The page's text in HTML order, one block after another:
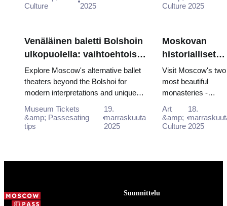
Culture
2025
Culture, Garage
Culture 2025
Venäläinen baletti Bolshoin
ulkopuolella: vaihtoehtoiset
teatterit Moskovassa
Explore Moscow's alternative ballet
theaters beyond the Bolshoi for
modern interpretations and unique
Museum Tickets
&amp; Passesating
tips
19.
marraskuuta
2025
Moskovan
historialliset
luostarit:
Novodevitski
Donskoi
Moskovan
passilla
Visit Moscow's two
most beautiful
monasteries -
Novodevichy and
historic Donskoy -
Art
&amp;
Culture
18.
2025
Suunnittelu